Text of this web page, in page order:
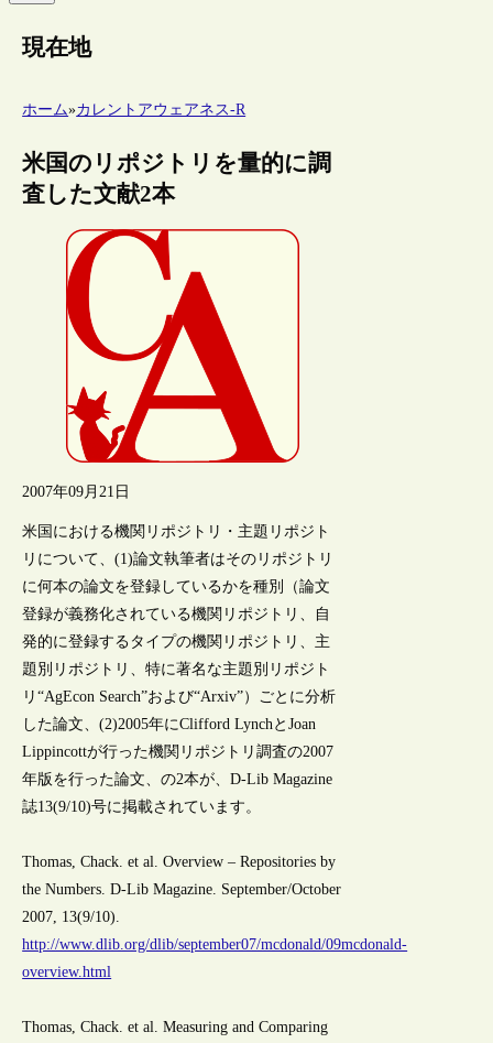
現在地
ホーム»カレントアウェアネス-R
米国のリポジトリを量的に調
査した文献2本
2007年09月21日
米国における機関リポジトリ・主題リポジト
リについて、(1)論文執筆者はそのリポジトリ
に何本の論文を登録しているかを種別（論文
登録が義務化されている機関リポジトリ、自
発的に登録するタイプの機関リポジトリ、主
題別リポジトリ、特に著名な主題別リポジト
リ“AgEcon Search”および“Arxiv”）ごとに分析
した論文、(2)2005年にClifford LynchとJoan
Lippincottが行った機関リポジトリ調査の2007
年版を行った論文、の2本が、D-Lib Magazine
誌13(9/10)号に掲載されています。
Thomas, Chack. et al. Overview – Repositories by
the Numbers. D-Lib Magazine. September/October
2007, 13(9/10).
http://www.dlib.org/dlib/september07/mcdonald/09mcdonald-
overview.html
Thomas, Chack. et al. Measuring and Comparing